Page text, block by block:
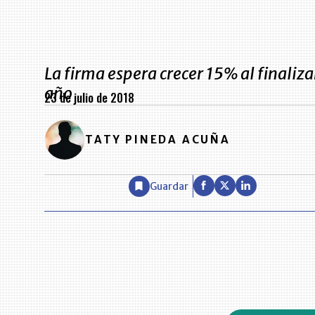
La firma espera crecer 15% al
año
23 de julio de 2018
TATY PINEDA ACUÑA
Guardar